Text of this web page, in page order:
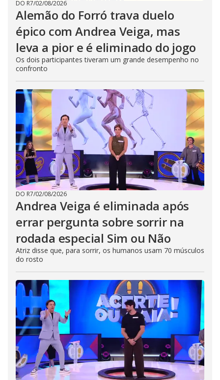
DO R7/02/08/2026
Alemão do Forró trava duelo
épico com Andrea Veiga, mas
leva a pior e é eliminado do jogo
Os dois participantes tiveram um grande desempenho no
confronto
DO R7/02/08/2026
Andrea Veiga é eliminada após
errar pergunta sobre sorrir na
rodada especial Sim ou Não
Atriz disse que, para sorrir, os humanos usam 70 músculos
do rosto